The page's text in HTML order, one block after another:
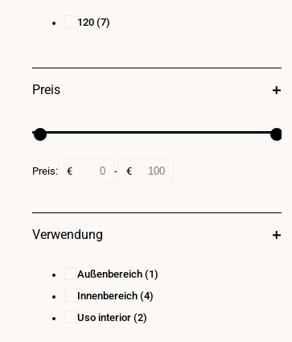
120 (7)
Preis
Preis: € - €
Verwendung
Außenbereich (1)
Innenbereich (4)
Uso interior (2)